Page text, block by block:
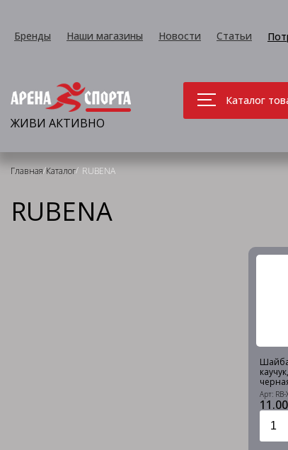
Бренды Наши магазины Новости Статьи
ЖИВИ АКТИВНО
Каталог
Главная/Каталог/ RUBENA
RUBENA
Шайба
Арт: RB-